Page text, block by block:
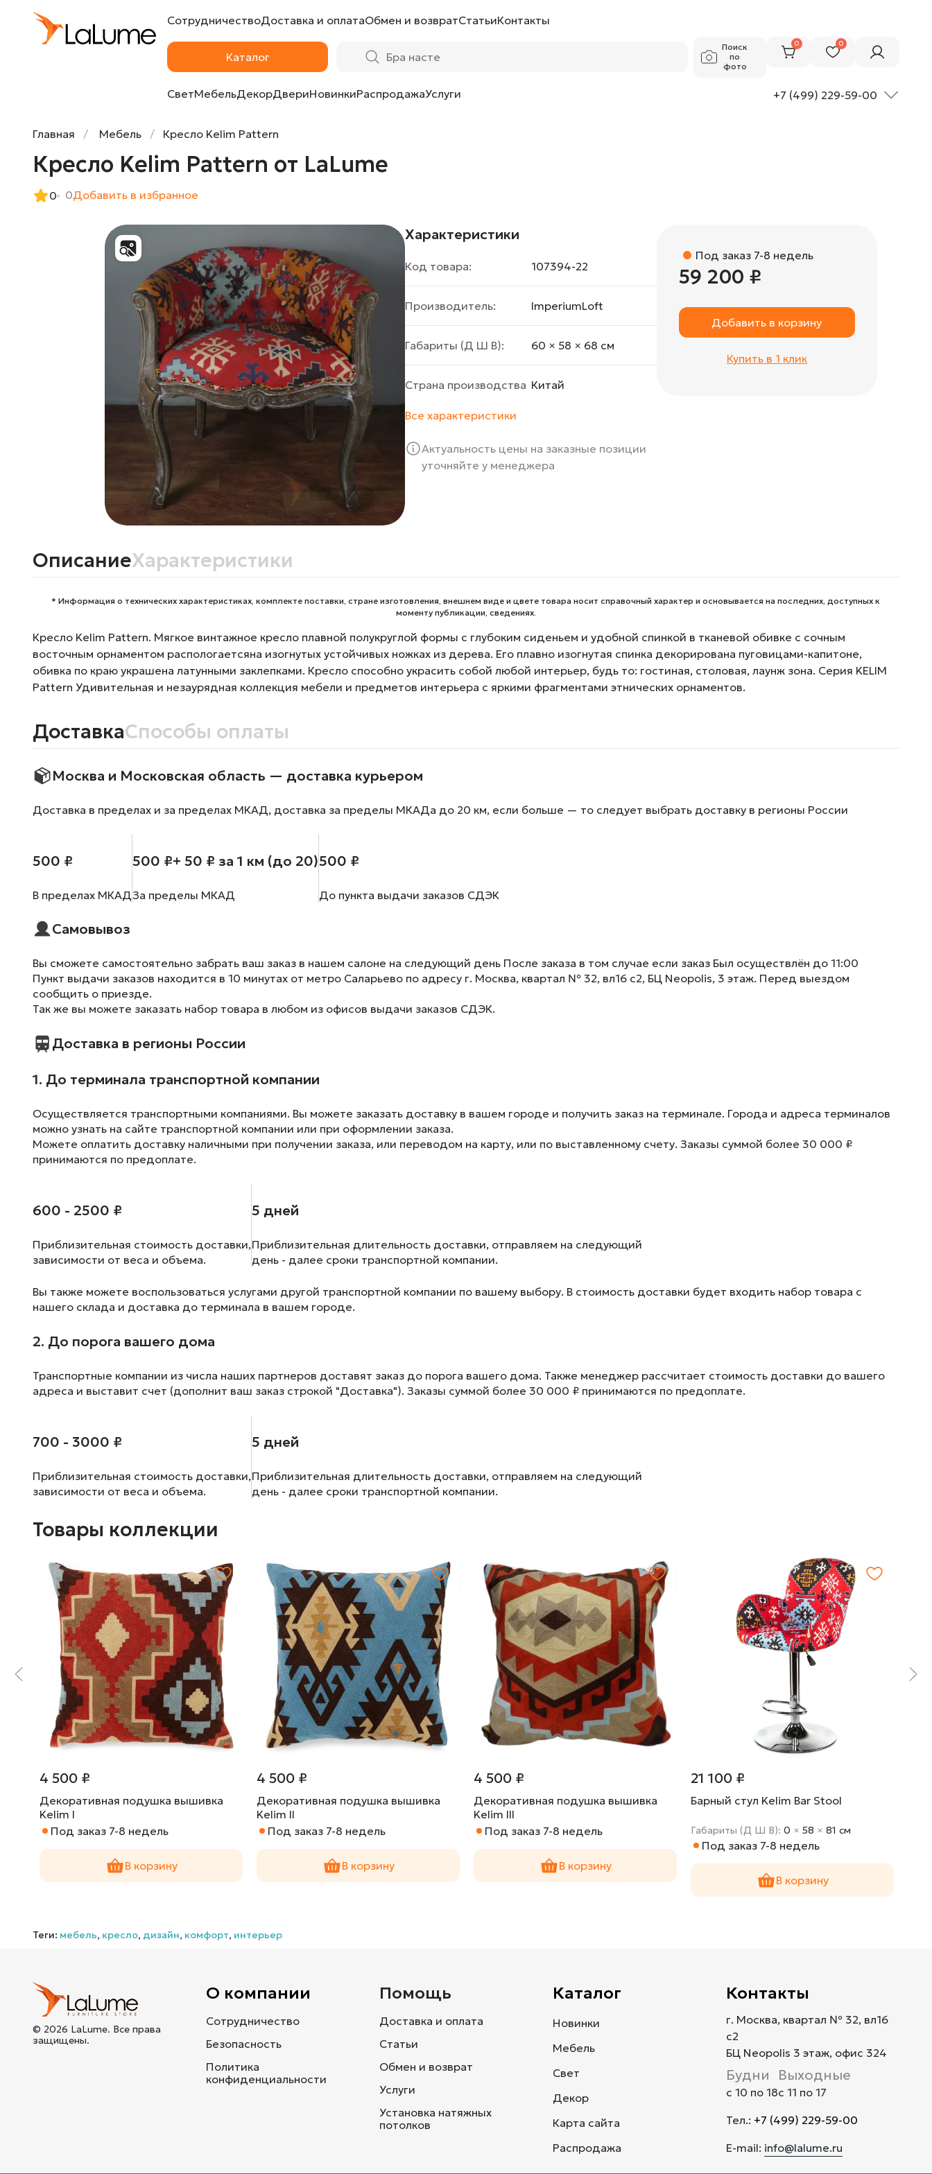
СотрудничествоДоставка и оплатаОбмен и возвратСтатьиКонтакты
Каталог
Поиск
по
фото
0 0
СветМебельДекорДвериНовинкиРаспродажаУслуги +7 (499) 229-59-00
Главная Мебель Кресло Kelim Pattern
Кресло Kelim Pattern от LaLume
0 0Добавить в избранное
Характеристики
Код товара: 107394-22
Производитель: ImperiumLoft
Габариты (Д Ш В): 60 × 58 × 68 cм
Страна производства Китай
Все характеристики
Актуальность цены на заказные позиции
уточняйте у менеджера
Под заказ 7-8 недель
59 200 ₽
Добавить в корзину
Купить в 1 клик
ОписаниеХарактеристики
* Информация о технических характеристиках, комплекте поставки, стране изготовления, внешнем виде и цвете товара носит справочный характер и основывается на последних, доступных к
моменту публикации, сведениях.
Кресло Kelim Pattern. Мягкое винтажное кресло плавной полукруглой формы с глубоким сиденьем и удобной спинкой в тканевой обивке с сочным
восточным орнаментом распологаетсяна изогнутых устойчивых ножках из дерева. Его плавно изогнутая спинка декорирована пуговицами-капитоне,
обивка по краю украшена латунными заклепками. Кресло способно украсить собой любой интерьер, будь то: гостиная, столовая, лаунж зона. Серия KELIM
Pattern Удивительная и незаурядная коллекция мебели и предметов интерьера с яркими фрагментами этнических орнаментов.
ДоставкаСпособы оплаты
Москва и Московская область — доставка курьером
Доставка в пределах и за пределах МКАД, доставка за пределы МКАДа до 20 км, если больше — то следует выбрать доставку в регионы России
500 ₽
В пределах МКАД
500 ₽+ 50 ₽ за 1 км (до 20)
За пределы МКАД
500 ₽
До пункта выдачи заказов СДЭК
Самовывоз
Вы сможете самостоятельно забрать ваш заказ в нашем салоне на следующий день После заказа в том случае если заказ Был осуществлён до 11:00
Пункт выдачи заказов находится в 10 минутах от метро Саларьево по адресу г. Москва, квартал № 32, вл16 с2, БЦ Neopolis, 3 этаж. Перед выездом
сообщить о приезде.
Так же вы можете заказать набор товара в любом из офисов выдачи заказов СДЭК.
Доставка в регионы России
1. До терминала транспортной компании
Осуществляется транспортными компаниями. Вы можете заказать доставку в вашем городе и получить заказ на терминале. Города и адреса терминалов
можно узнать на сайте транспортной компании или при оформлении заказа.
Можете оплатить доставку наличными при получении заказа, или переводом на карту, или по выставленному счету. Заказы суммой более 30 000 ₽
принимаются по предоплате.
600 - 2500 ₽
Приблизительная стоимость доставки,
зависимости от веса и объема.
5 дней
Приблизительная длительность доставки, отправляем на следующий
день - далее сроки транспортной компании.
Вы также можете воспользоваться услугами другой транспортной компании по вашему выбору. В стоимость доставки будет входить набор товара с
нашего склада и доставка до терминала в вашем городе.
2. До порога вашего дома
Транспортные компании из числа наших партнеров доставят заказ до порога вашего дома. Также менеджер рассчитает стоимость доставки до вашего
адреса и выставит счет (дополнит ваш заказ строкой "Доставка"). Заказы суммой более 30 000 ₽ принимаются по предоплате.
700 - 3000 ₽
Приблизительная стоимость доставки,
зависимости от веса и объема.
5 дней
Приблизительная длительность доставки, отправляем на следующий
день - далее сроки транспортной компании.
Товары коллекции
4 500 ₽
Декоративная подушка вышивка
Kelim I
Под заказ 7-8 недель
В корзину
4 500 ₽
Декоративная подушка вышивка
Kelim II
Под заказ 7-8 недель
В корзину
4 500 ₽
Декоративная подушка вышивка
Kelim III
Под заказ 7-8 недель
В корзину
21 100 ₽
Барный стул Kelim Bar Stool
Габариты (Д Ш В):0 ×58 ×81 cм
Под заказ 7-8 недель
В корзину
Кресло Kelim Pattern от LaLume
Теги: мебель, кресло, дизайн, комфорт, интерьер
© 2026 LaLume. Все права
защищены.
О компании
Сотрудничество
Безопасность
Политика
конфиденциальности
Помощь
Доставка и оплата
Статьи
Обмен и возврат
Услуги
Установка натяжных
потолков
Каталог
Новинки
Мебель
Свет
Декор
Карта сайта
Распродажа
Контакты
г. Москва, квартал № 32, вл16
с2
БЦ Neopolis 3 этаж, офис 324
Будни
с 10 по 18
Выходные
с 11 по 17
Тел.: +7 (499) 229-59-00
E-mail: info@lalume.ru